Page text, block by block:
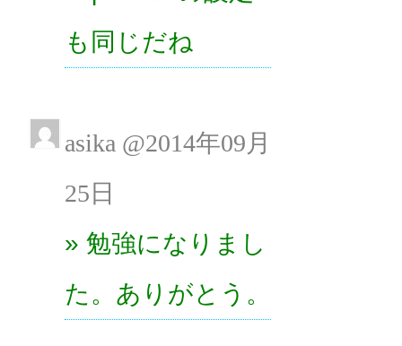
も同じだね
asika @2014年09月
25日
» 勉強になりまし
た。ありがとう。